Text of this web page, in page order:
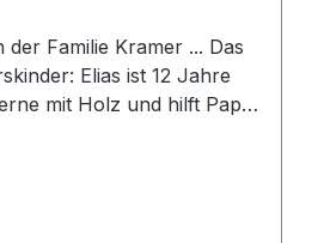
Familie Kramer ... Das
Elias ist 12 Jahre
mit Holz und hilft Papa